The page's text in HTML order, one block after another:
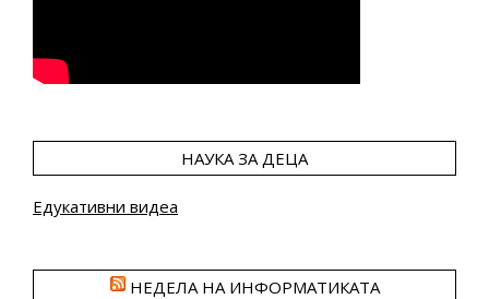
НАУКА ЗА ДЕЦА
Едукативни видеа
НЕДЕЛА НА ИНФОРМАТИКАТА